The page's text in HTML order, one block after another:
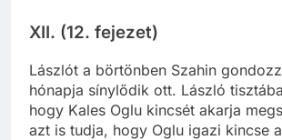
XII. (12. fejezet)
Lászlót a börtönben Szahin
hónapja sínylődik ott. László
hogy Kales Oglu kincsét akarja
azt is tudja, hogy Oglu igazi kincse